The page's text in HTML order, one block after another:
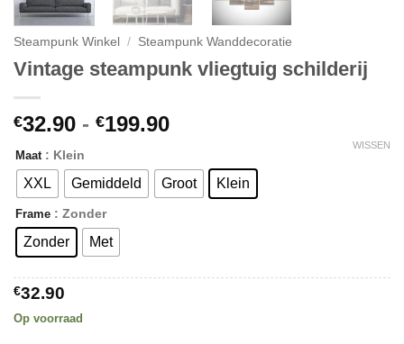
Steampunk Winkel / Steampunk Wanddecoratie
Vintage steampunk vliegtuig schilderij
€32.90 - €199.90
Maat : Klein
XXL Gemiddeld Groot Klein
Frame : Zonder
Zonder Met
WISSEN
€32.90
Op voorraad